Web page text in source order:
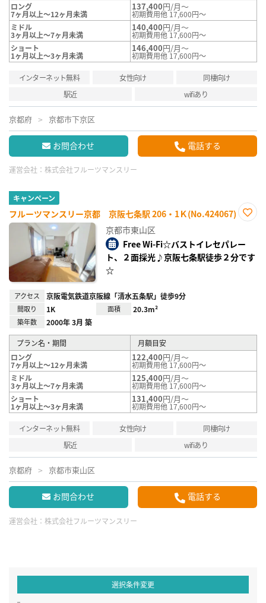
ロング
7ヶ月以上～12ヶ月未満
137,400円/月～
初期費用他 17,600円～
ミドル
3ヶ月以上～7ヶ月未満
140,400円/月～
初期費用他 17,600円～
ショート
1ヶ月以上～3ヶ月未満
146,400円/月～
初期費用他 17,600円～
インターネット無料 女性向け
同棲向け
駅近
wifiあり
京都府 京都市下京区
お問合わせ 電話する
運営会社： 株式会社フルーツマンスリー
キャンペーン
フルーツマンスリー京都 京阪七条駅 206・1Ｋ(No.424067)
り登
録
京都市東山区
Free Wi-Fi☆バストイレセパレー
ト、２面採光♪京阪七条駅徒歩２分です
☆
アクセス 京阪電気鉄道京阪線「清水五条駅」徒歩9分
間取り 1K 面積 20.3m²
築年数 2000年 3月 築
プラン名・期間
月額目安
ロング
7ヶ月以上～12ヶ月未満
122,400円/月～
初期費用他 17,600円～
ミドル
3ヶ月以上～7ヶ月未満
125,400円/月～
初期費用他 17,600円～
ショート
1ヶ月以上～3ヶ月未満
131,400円/月～
初期費用他 17,600円～
インターネット無料 女性向け
同棲向け
駅近
wifiあり
京都府 京都市東山区
お問合わせ 電話する
運営会社： 株式会社フルーツマンスリー
選択条件変更